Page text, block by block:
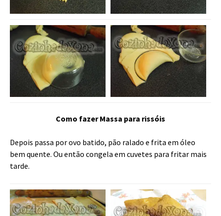
Como fazer Massa para rissóis
Depois passa por ovo batido, pão ralado e frita em óleo
bem quente. Ou então congela em cuvetes para fritar mais
tarde.